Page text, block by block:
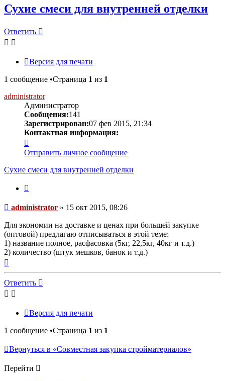
Сухие смеси для внутренней отделки
Ответить
Версия для печати
1 сообщение •Страница 1 из 1
administrator
Администратор
Сообщения:141
Зарегистрирован:07 фев 2015, 21:34
Контактная информация:
информация
пользователя
administrator
Отправить личное сообщение
Сухие смеси для внутренней отделки
Сообщение
administrator » 15 окт 2015, 08:26
Для экономии на доставке и ценах при большей закупке
(оптовой) предлагаю отписываться в этой теме:
1) название полное, расфасовка (5кг, 22,5кг, 40кг и т.д.)
2) количество (штук мешков, банок и т.д.)
началу
Ответить
Версия для печати
1 сообщение •Страница 1 из 1
Вернуться в «Совместная закупка стройматериалов»
Перейти